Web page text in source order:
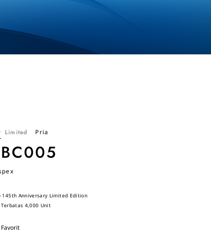
Limited Pria
145th Anniversary Limited Edition
Terbatas 4,000 Unit
Favorit